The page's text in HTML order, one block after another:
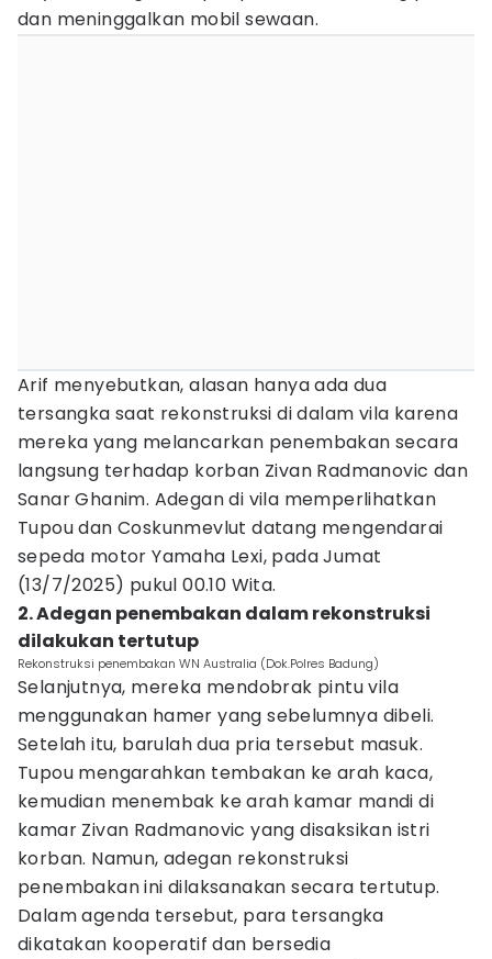
dan meninggalkan mobil sewaan.
Arif menyebutkan, alasan hanya ada dua
tersangka saat rekonstruksi di dalam vila karena
mereka yang melancarkan penembakan secara
langsung terhadap korban Zivan Radmanovic dan
Sanar Ghanim. Adegan di vila memperlihatkan
Tupou dan Coskunmevlut datang mengendarai
sepeda motor Yamaha Lexi, pada Jumat
(13/7/2025) pukul 00.10 Wita.
2. Adegan penembakan dalam rekonstruksi
dilakukan tertutup
Rekonstruksi penembakan WN Australia (Dok.Polres Badung)
Selanjutnya, mereka mendobrak pintu vila
menggunakan hamer yang sebelumnya dibeli.
Setelah itu, barulah dua pria tersebut masuk.
Tupou mengarahkan tembakan ke arah kaca,
kemudian menembak ke arah kamar mandi di
kamar Zivan Radmanovic yang disaksikan istri
korban. Namun, adegan rekonstruksi
penembakan ini dilaksanakan secara tertutup.
Dalam agenda tersebut, para tersangka
dikatakan kooperatif dan bersedia